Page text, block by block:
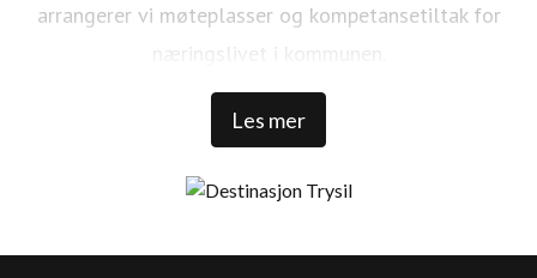
Les mer
arrangerer vi møteplasser og kompetansetiltak for
næringslivet i kommunen.
Trysil er Norges største ski- og stisykkeldestinasjon. Vi har
Trysilfjellet, over 1 300 000 skidager, 456 millioner NOK i